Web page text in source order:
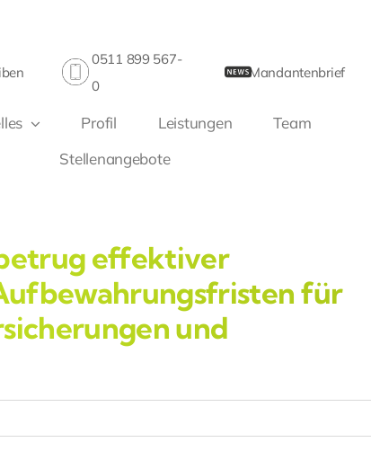
0511 899 567-
0
Mandantenbrief
Profil Leistungen
Team
Stellenangebote
effektiver
für
und